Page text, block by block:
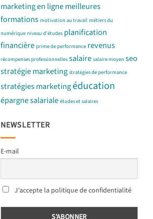
marketing en lignemeilleures
formations motivation au travail métiers du
numérique niveau d'études planification
financière prime de performance revenus
récompenses professionnelles salaire salaire moyen seo
stratégie marketing stratégies de performance
stratégies marketingéducation
épargne salariale études et salaires
NEWSLETTER
E-mail
J'accepte la politique de confidentialité